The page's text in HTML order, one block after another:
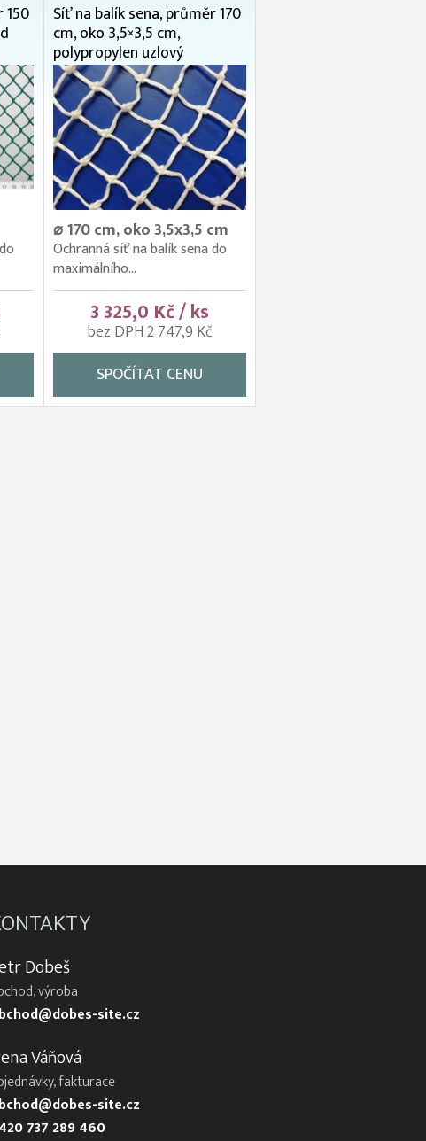
150 Síť na balík sena, průměr 170
cm, oko 3,5×3,5 cm,
polypropylen uzlový
⌀ 170 cm, oko 3,5x3,5 cm
Ochranná síť na balík sena do
maximálního...
3 325,0 Kč / ks
bez DPH 2 747,9 Kč
SPOČÍTAT CENU
Dobeš
výroba
site.cz
Váňová
fakturace
site.cz
737 289 460